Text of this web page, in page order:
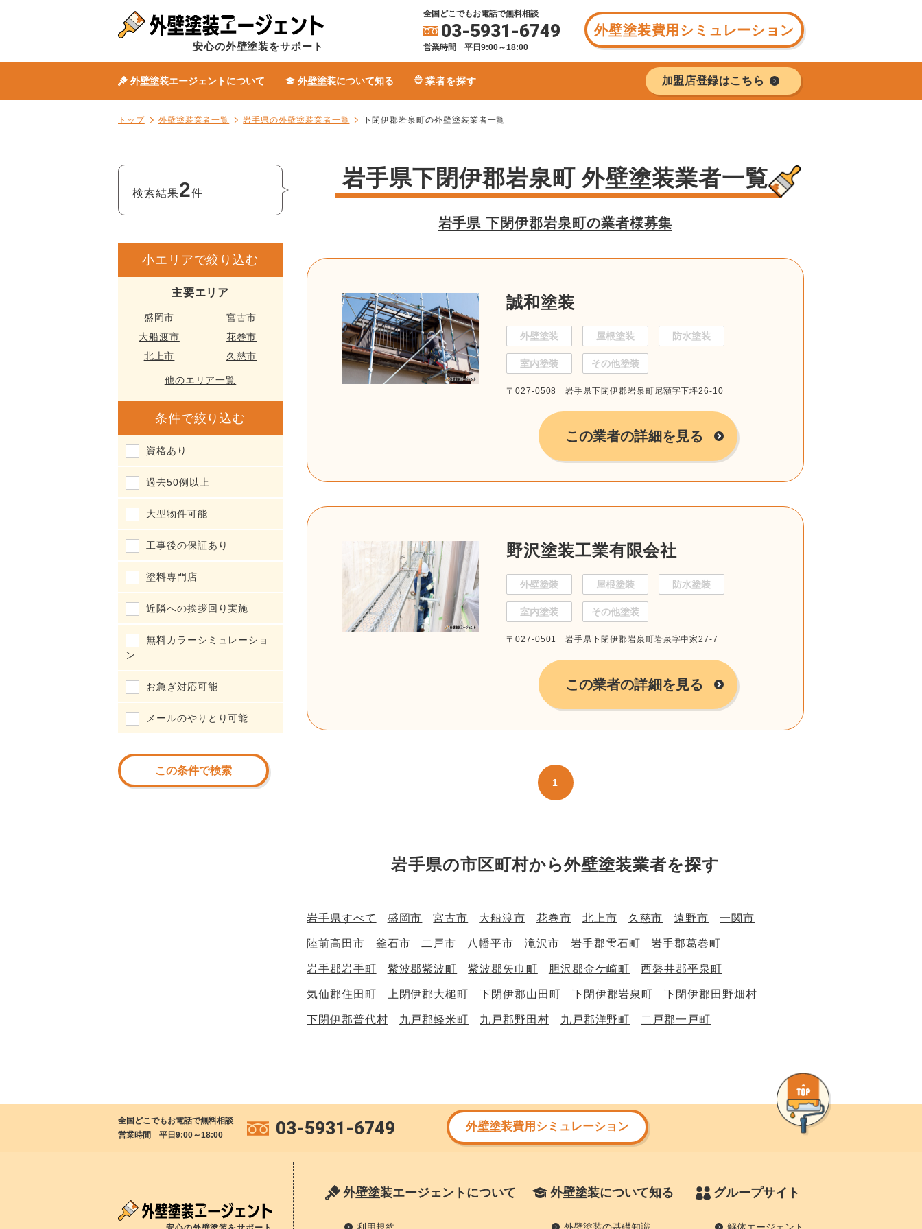
安心の外壁塗装をサポート
全国どこでもお電話で無料相談
03-5931-6749
営業時間 平日9:00～18:00
外壁塗装費用シミュレーション
外壁塗装エージェントについて 外壁塗装について知る 業者を探す 加盟店登録はこちら
トップ 外壁塗装業者一覧 岩手県の外壁塗装業者一覧 下閉伊郡岩泉町の外壁塗装業者一覧
検索結果2件
小エリアで絞り込む
主要エリア
盛岡市
宮古市
大船渡市
花巻市
北上市
久慈市
他のエリア一覧
条件で絞り込む
資格あり
過去50例以上
大型物件可能
工事後の保証あり
塗料専門店
近隣への挨拶回り実施
無料カラーシミュレーショ
ン
お急ぎ対応可能
メールのやりとり可能
この条件で検索
岩手県下閉伊郡岩泉町 外壁塗装業者一覧
岩手県 下閉伊郡岩泉町の業者様募集
誠和塗装
外壁塗装 屋根塗装 防水塗装
室内塗装 その他塗装
〒027-0508 岩手県下閉伊郡岩泉町尼額字下坪26-10
この業者の詳細を見る
野沢塗装工業有限会社
外壁塗装 屋根塗装 防水塗装
室内塗装 その他塗装
〒027-0501 岩手県下閉伊郡岩泉町岩泉字中家27-7
この業者の詳細を見る
1
岩手県の市区町村から外壁塗装業者を探す
岩手県すべて 盛岡市 宮古市 大船渡市 花巻市 北上市 久慈市 遠野市 一関市
陸前高田市 釜石市 二戸市 八幡平市 滝沢市 岩手郡雫石町 岩手郡葛巻町
岩手郡岩手町 紫波郡紫波町 紫波郡矢巾町 胆沢郡金ケ崎町 西磐井郡平泉町
気仙郡住田町 上閉伊郡大槌町 下閉伊郡山田町 下閉伊郡岩泉町 下閉伊郡田野畑村
下閉伊郡普代村 九戸郡軽米町 九戸郡野田村 九戸郡洋野町 二戸郡一戸町
全国どこでもお電話で無料相談
営業時間 平日9:00～18:00
03-5931-6749 外壁塗装費用シミュレーション
外壁塗装エージェントについて 外壁塗装について知る グループサイト